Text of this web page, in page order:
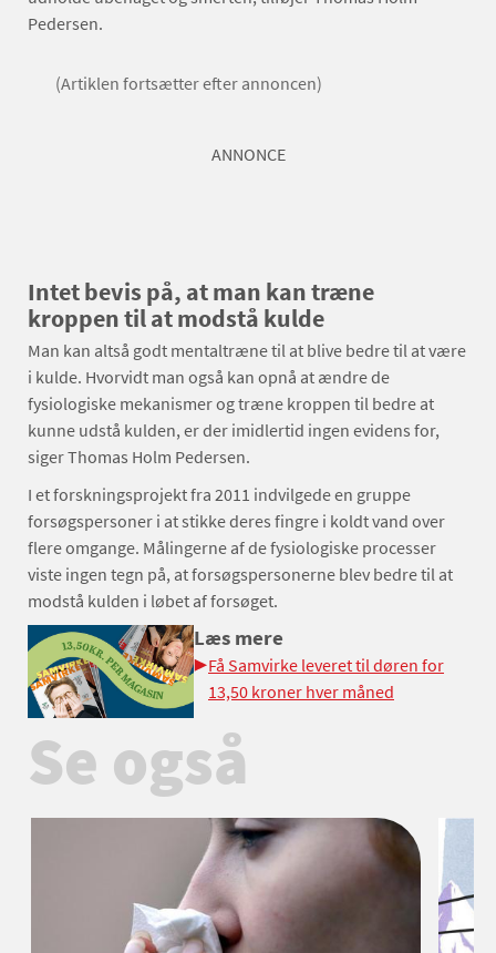
Pedersen.
(Artiklen fortsætter efter annoncen)
ANNONCE
Intet bevis på, at man kan træne
kroppen til at modstå kulde
Man kan altså godt mentaltræne til at blive bedre til at være
i kulde. Hvorvidt man også kan opnå at ændre de
fysiologiske mekanismer og træne kroppen til bedre at
kunne udstå kulden, er der imidlertid ingen evidens for,
siger Thomas Holm Pedersen.
I et forskningsprojekt fra 2011 indvilgede en gruppe
forsøgspersoner i at stikke deres fingre i koldt vand over
flere omgange. Målingerne af de fysiologiske processer
viste ingen tegn på, at forsøgspersonerne blev bedre til at
modstå kulden i løbet af forsøget.
Læs mere
Få Samvirke leveret til døren for
13,50 kroner hver måned
Se også